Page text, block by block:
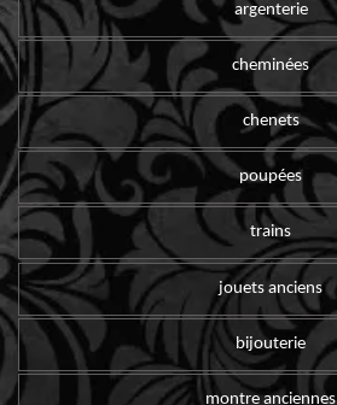
argenterie
cheminées
chenets
poupées
trains
jouets anciens
bijouterie
montre anciennes